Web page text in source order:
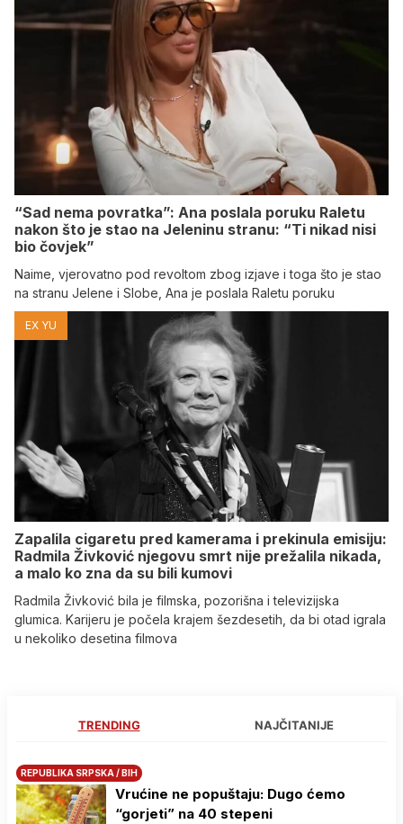
“Sad nema povratka”: Ana poslala poruku Raletu
nakon što je stao na Jeleninu stranu: “Ti nikad nisi
bio čovjek”
Naime, vjerovatno pod revoltom zbog izjave i toga što je stao
na stranu Jelene i Slobe, Ana je poslala Raletu poruku
EX YU
Zapalila cigaretu pred kamerama i prekinula emisiju:
Radmila Živković njegovu smrt nije prežalila nikada,
a malo ko zna da su bili kumovi
Radmila Živković bila je filmska, pozorišna i televizijska
glumica. Karijeru je počela krajem šezdesetih, da bi otad igrala
u nekoliko desetina filmova
TRENDING NAJČITANIJE
REPUBLIKA SRPSKA / BIH
Vrućine ne popuštaju: Dugo ćemo
“gorjeti” na 40 stepeni